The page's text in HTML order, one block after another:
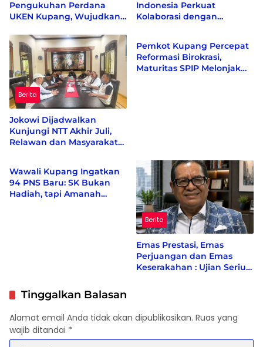
Pengukuhan Perdana
UKEN Kupang, Wujudkan
Warga Ende di Naimata
Indonesia Perkuat
Kolaborasi dengan
Berita
Jokowi Dijadwalkan
Kunjungi NTT Akhir Juli,
Relawan dan Masyarakat
Berita
Pemkot Kupang Percepat
Reformasi Birokrasi,
Maturitas SPIP Melonjak
Berita
Wawali Kupang Ingatkan
94 PNS Baru: SK Bukan
Hadiah, tapi Amanah
Berita
Emas Prestasi, Emas
Perjuangan dan Emas
Keserakahan : Ujian Serius
Tinggalkan Balasan
Alamat email Anda tidak akan dipublikasikan. Ruas yang
wajib ditandai *